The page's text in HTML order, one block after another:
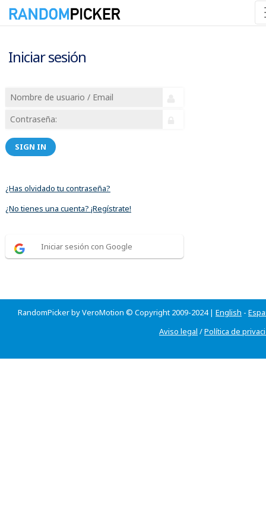
Iniciar sesión
SIGN IN
¿Has olvidado tu contraseña?
¿No tienes una cuenta? ¡Regístrate!
Iniciar sesión con Google
RandomPicker by VeroMotion © Copyright 2009-2024 | English -
Aviso legal /Política de